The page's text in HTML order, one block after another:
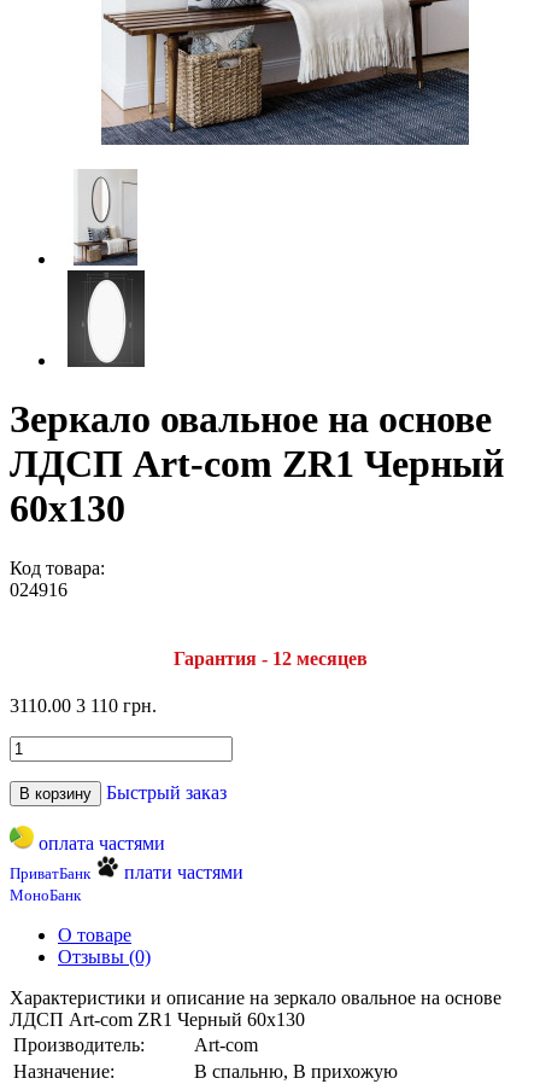
Зеркало овальное на основе
ЛДСП Art-com ZR1 Черный
60х130
Код товара:
024916
Гарантия - 12 месяцев
3110.00 3 110 грн.
В корзину Быстрый заказ
оплата частями
ПриватБанк плати частями
МоноБанк
О товаре
Отзывы (0)
Характеристики и описание на зеркало овальное на основе
ЛДСП Art-com ZR1 Черный 60х130
Производитель:
Art-com
Назначение:
В спальню, В прихожую